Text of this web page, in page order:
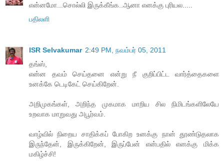
என்னமோ...சொல்லி இருக்கீங்க..ஆனா எனக்கு புரியல.....
பதிலளி
ISR Selvakumar 2:49 PM, நவம்பர் 05, 2011
தங்ஸ்,
என்ன தவம் செய்தனை என்று நீ குறிப்பிட்ட வார்த்தைகளை
உனக்கே டெடிகேட் செய்கிறேன்.
அறிமுகங்கள், அறிந்த முகமாக மாறிய சில நிமிடங்களிலேயே
உறவாக மாறுவது அபூர்வம்.
வாழ்வில் நிறைய சாதிக்கப் போகிற உனக்கு நான் தூண்டுதலாக
இருந்தேன், இருக்கிறேன், இருப்பேன் என்பதில் எனக்கு மிக்க
மகிழ்ச்சி!